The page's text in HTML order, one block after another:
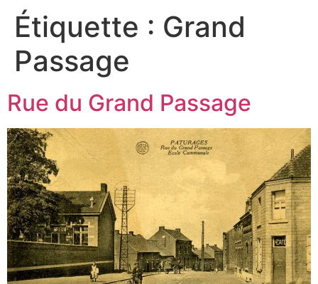
Étiquette : Grand
Passage
Rue du Grand Passage